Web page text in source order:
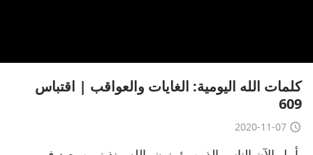
كلمات الله اليومية: الغايات والعواقب | اقتباس
609
2020-11-07